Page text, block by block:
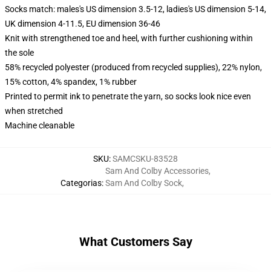
Socks match: males's US dimension 3.5-12, ladies's US dimension 5-14,
UK dimension 4-11.5, EU dimension 36-46
Knit with strengthened toe and heel, with further cushioning within
the sole
58% recycled polyester (produced from recycled supplies), 22% nylon,
15% cotton, 4% spandex, 1% rubber
Printed to permit ink to penetrate the yarn, so socks look nice even
when stretched
Machine cleanable
SKU:SAMCSKU-83528
Categorias:
Sam And Colby Accessories,
Sam And Colby Sock,
What Customers Say